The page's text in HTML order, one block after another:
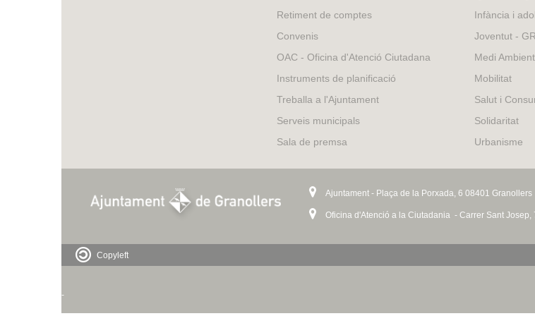
Retiment de comptes
Convenis
OAC - Oficina d'Atenció Ciutadana
Instruments de planificació
Treballa a l'Ajuntament
Serveis municipals
Sala de premsa
Infància i
Joventut -
Medi
Mobilitat
Salut i
Solidaritat
Urbanisme
Ajuntament - Plaça de la Porxada, 6 08401 Granollers
Oficina d'Atenció a la Ciutadania - Carrer Sant Josep,
Copyleft
-